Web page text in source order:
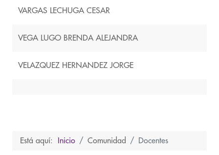
VARGAS LECHUGA CESAR
VEGA LUGO BRENDA ALEJANDRA
VELAZQUEZ HERNANDEZ JORGE
Está aquí: Inicio Comunidad Docentes